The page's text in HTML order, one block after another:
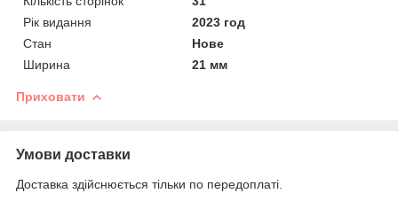
Рік видання
2023 год
Стан
Нове
Ширина
21 мм
Приховати
Умови доставки
Доставка здійснюється тільки по передоплаті.